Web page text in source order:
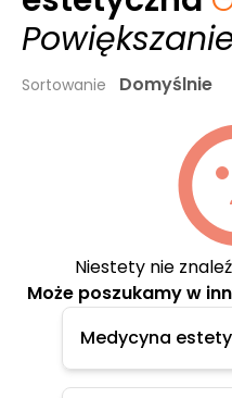
Sortowanie Domyślnie
Niestety nie
Może poszukamy w
Medycyna